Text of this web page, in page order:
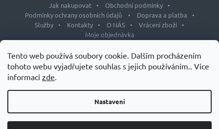
Tento web používá soubory cookie. Dalším procházením
tohoto webu vyjadřujete souhlas s jejich používáním.. Více
informací zde.
Nastavení
Jak nakupovat
Obchodní podmínky
Podmínky ochrany osobních údajů
Doprava a platba
Služby
Kontakty O NÁS
Vrácení zboží
Moje objednávka
Vytvořil Shoptet
nastavení cookies
Design šablony vytvořilShoptetak.cz